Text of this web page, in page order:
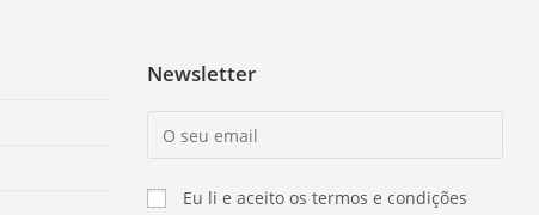
Newsletter
Eu li e aceito os termos e condições